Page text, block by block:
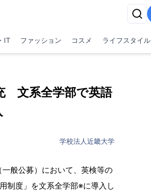
IT ファッション コスメ ライフスタイル
文系全学部で英語
学校法人近畿大学
般公募）において、英検等の
制度」を文系全学部※に導入し